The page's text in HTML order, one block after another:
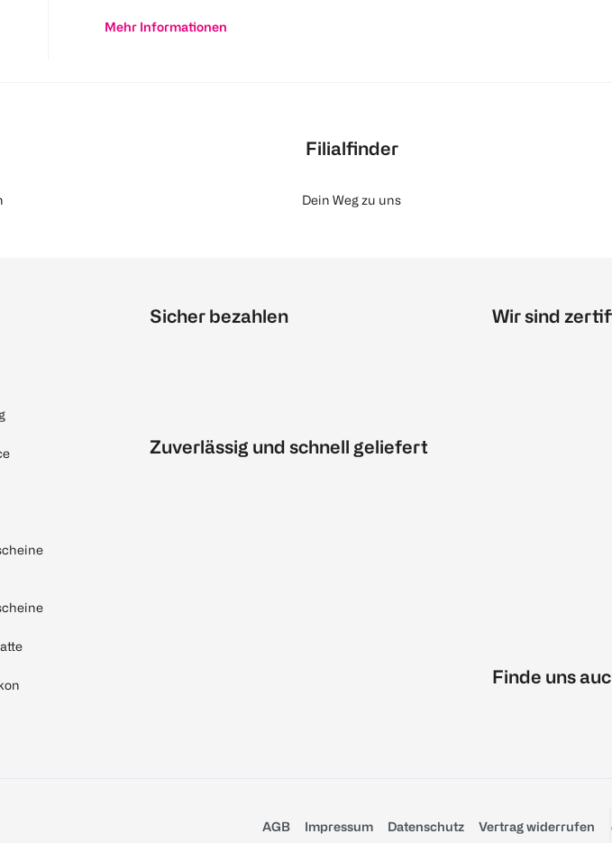
Mehr Informationen
Filialfinder
Dein Weg zu uns
Sicher bezahlen
Zuverlässig und schnell geliefert
Wir sind
Finde uns
AGB Impressum Datenschutz Vertrag widerrufen